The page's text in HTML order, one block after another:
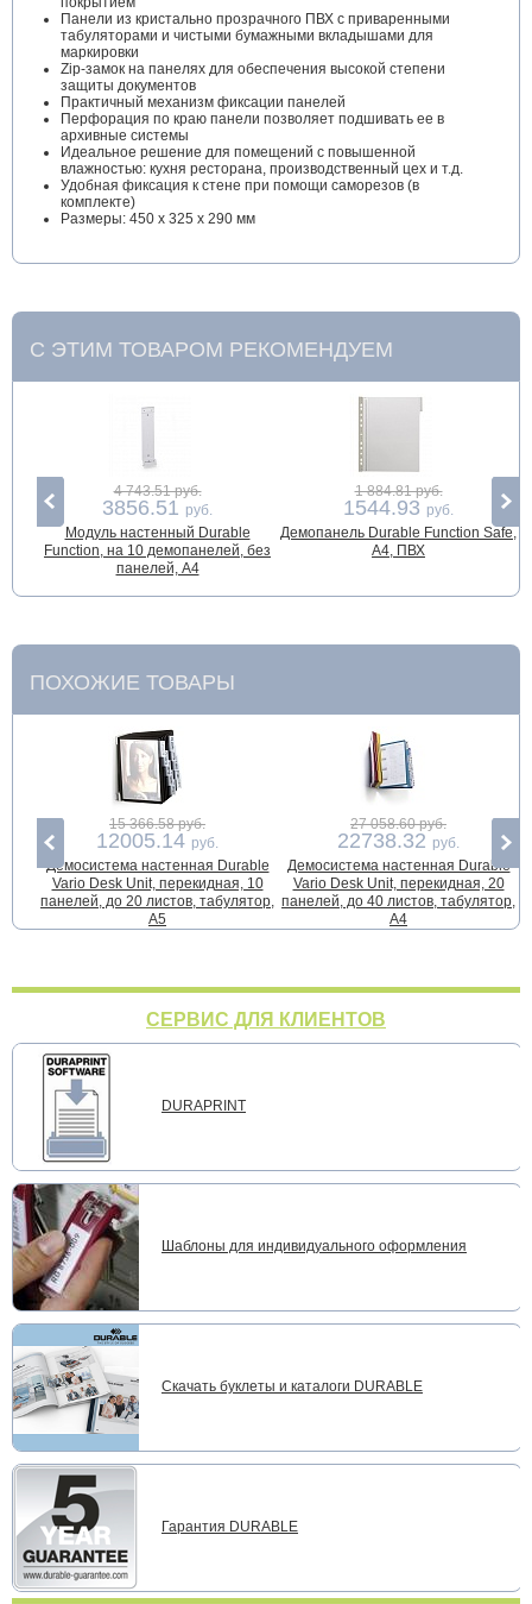
Панели из кристально прозрачного ПВХ с приваренными
табуляторами и чистыми бумажными вкладышами для
маркировки
Zip-замок на панелях для обеспечения высокой степени
защиты документов
Практичный механизм фиксации панелей
Перфорация по краю панели позволяет подшивать ее в
архивные системы
Идеальное решение для помещений с повышенной
влажностью: кухня ресторана, производственный цех и т.д.
Удобная фиксация к стене при помощи саморезов (в
комплекте)
Размеры: 450 x 325 x 290 мм
С ЭТИМ ТОВАРОМ РЕКОМЕНДУЕМ
4 743.51 руб.
3856.51 руб.
Модуль настенный Durable
Function, на 10 демопанелей, без
панелей, А4
1 884.81 руб.
1544.93 руб.
Демопанель Durable Function Safe,
A4, ПВХ
ПОХОЖИЕ ТОВАРЫ
15 366.58 руб.
12005.14 руб.
Демосистема настенная Durable
Vario Desk Unit, перекидная, 10
панелей, до 20 листов, табулятор,
А5
27 058.60 руб.
22738.32 руб.
Демосистема настенная Durable
Vario Desk Unit, перекидная, 20
панелей, до 40 листов, табулятор,
А4
СЕРВИС ДЛЯ КЛИЕНТОВ
DURAPRINT
Шаблоны для индивидуального оформления
Скачать буклеты и каталоги DURABLE
Гарантия DURABLE